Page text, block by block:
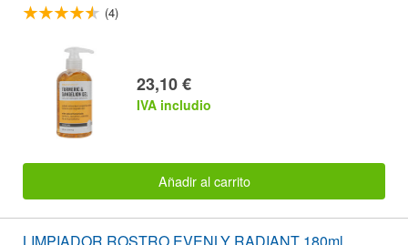
(4)
23,10 €
IVA includio
Añadir al carrito